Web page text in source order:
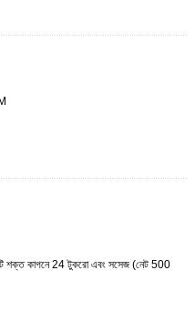
শক্ত কাগনে 24 টুকরো এবং সসেজ (নেট 500